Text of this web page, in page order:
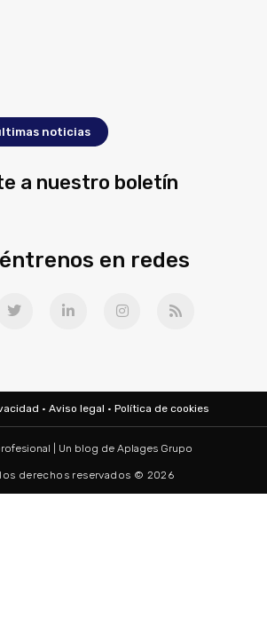
noticias
a nuestro boletín
en redes
· Aviso legal · Política de cookies
| Un blog de Aplages Grupo
derechos reservados © 2026